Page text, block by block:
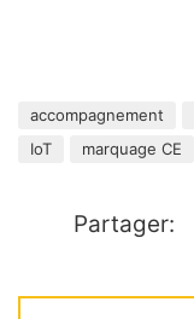
accompagnement
IoT
marquage CE
Partager: